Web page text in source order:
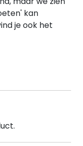
kan
je ook het